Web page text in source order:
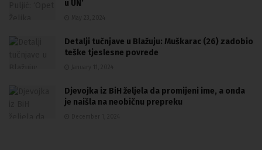
u UN’
Detalji tučnjave u Blažuju: Muškarac (26) zadobio
teške tjeslesne povrede
Djevojka iz BiH željela da promijeni ime, a onda
je naišla na neobičnu prepreku